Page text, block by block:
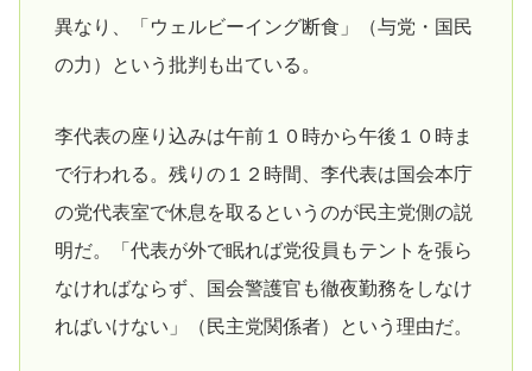
異なり、「ウェルビーイング断食」（与党・国民
の力）という批判も出ている。
李代表の座り込みは午前１０時から午後１０時ま
で行われる。残りの１２時間、李代表は国会本庁
の党代表室で休息を取るというのが民主党側の説
明だ。「代表が外で眠れば党役員もテントを張ら
なければならず、国会警護官も徹夜勤務をしなけ
ればいけない」（民主党関係者）という理由だ。